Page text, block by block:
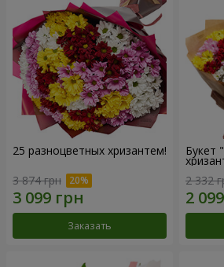
25 разноцветных хризантем!
3 874 грн
Заказать
Букет
2 332